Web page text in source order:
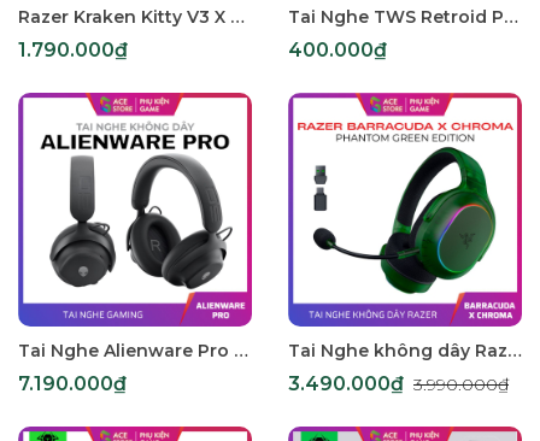
Razer Kraken Kitty V3 X – Tai Nghe Gaming Có Dây, Mic HyperClear, Âm Thanh 7.1, 3 Màu
1.790.000₫
Tai Nghe TWS Retroid Pocket H1 Chính Hãng – Bluetooth 5.3, Pin 25H, Low Latency, Âm Thanh Rõ Nét Cho Game Thủ
400.000₫
Tai Nghe Alienware Pro Không Dây – Dark Side of the Moon & Lunar Light, Hỗ Trợ ANC & Hi-Res Audio
7.190.000₫
Tai Nghe không dây Razer Barracuda X Chroma Phantom Green Edition RZ04-05220300-R3M1
3.490.000₫ 3.990.000₫